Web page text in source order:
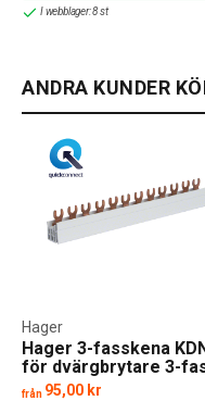
I webblager: 8 st
ANDRA KUNDER
Hager 3-fasskena
för dvärgbrytare 3-
10-16kV
Hager
från 95,00 kr